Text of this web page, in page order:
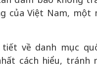
của Việt Nam,
về danh mục
cách hiểu, tránh